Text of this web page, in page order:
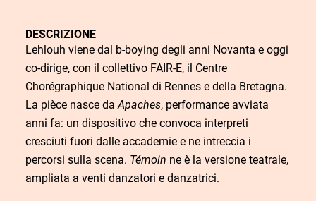
DESCRIZIONE
Lehlouh viene dal b-boying degli anni Novanta e oggi
co-dirige, con il collettivo FAIR-E, il Centre
Chorégraphique National di Rennes e della Bretagna.
La pièce nasce daApaches, performance avviata
anni fa: un dispositivo che convoca interpreti
cresciuti fuori dalle accademie e ne intreccia i
percorsi sulla scena. Témoin ne è la versione teatrale,
ampliata a venti danzatori e danzatrici.